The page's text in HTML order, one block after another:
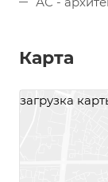
Карта
загрузка